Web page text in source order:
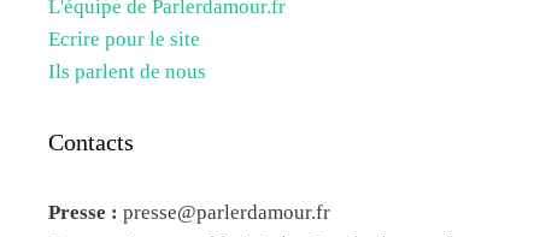
L'équipe de Parlerdamour.fr
Ecrire pour le site
Ils parlent de nous
Contacts
Presse : presse@parlerdamour.fr